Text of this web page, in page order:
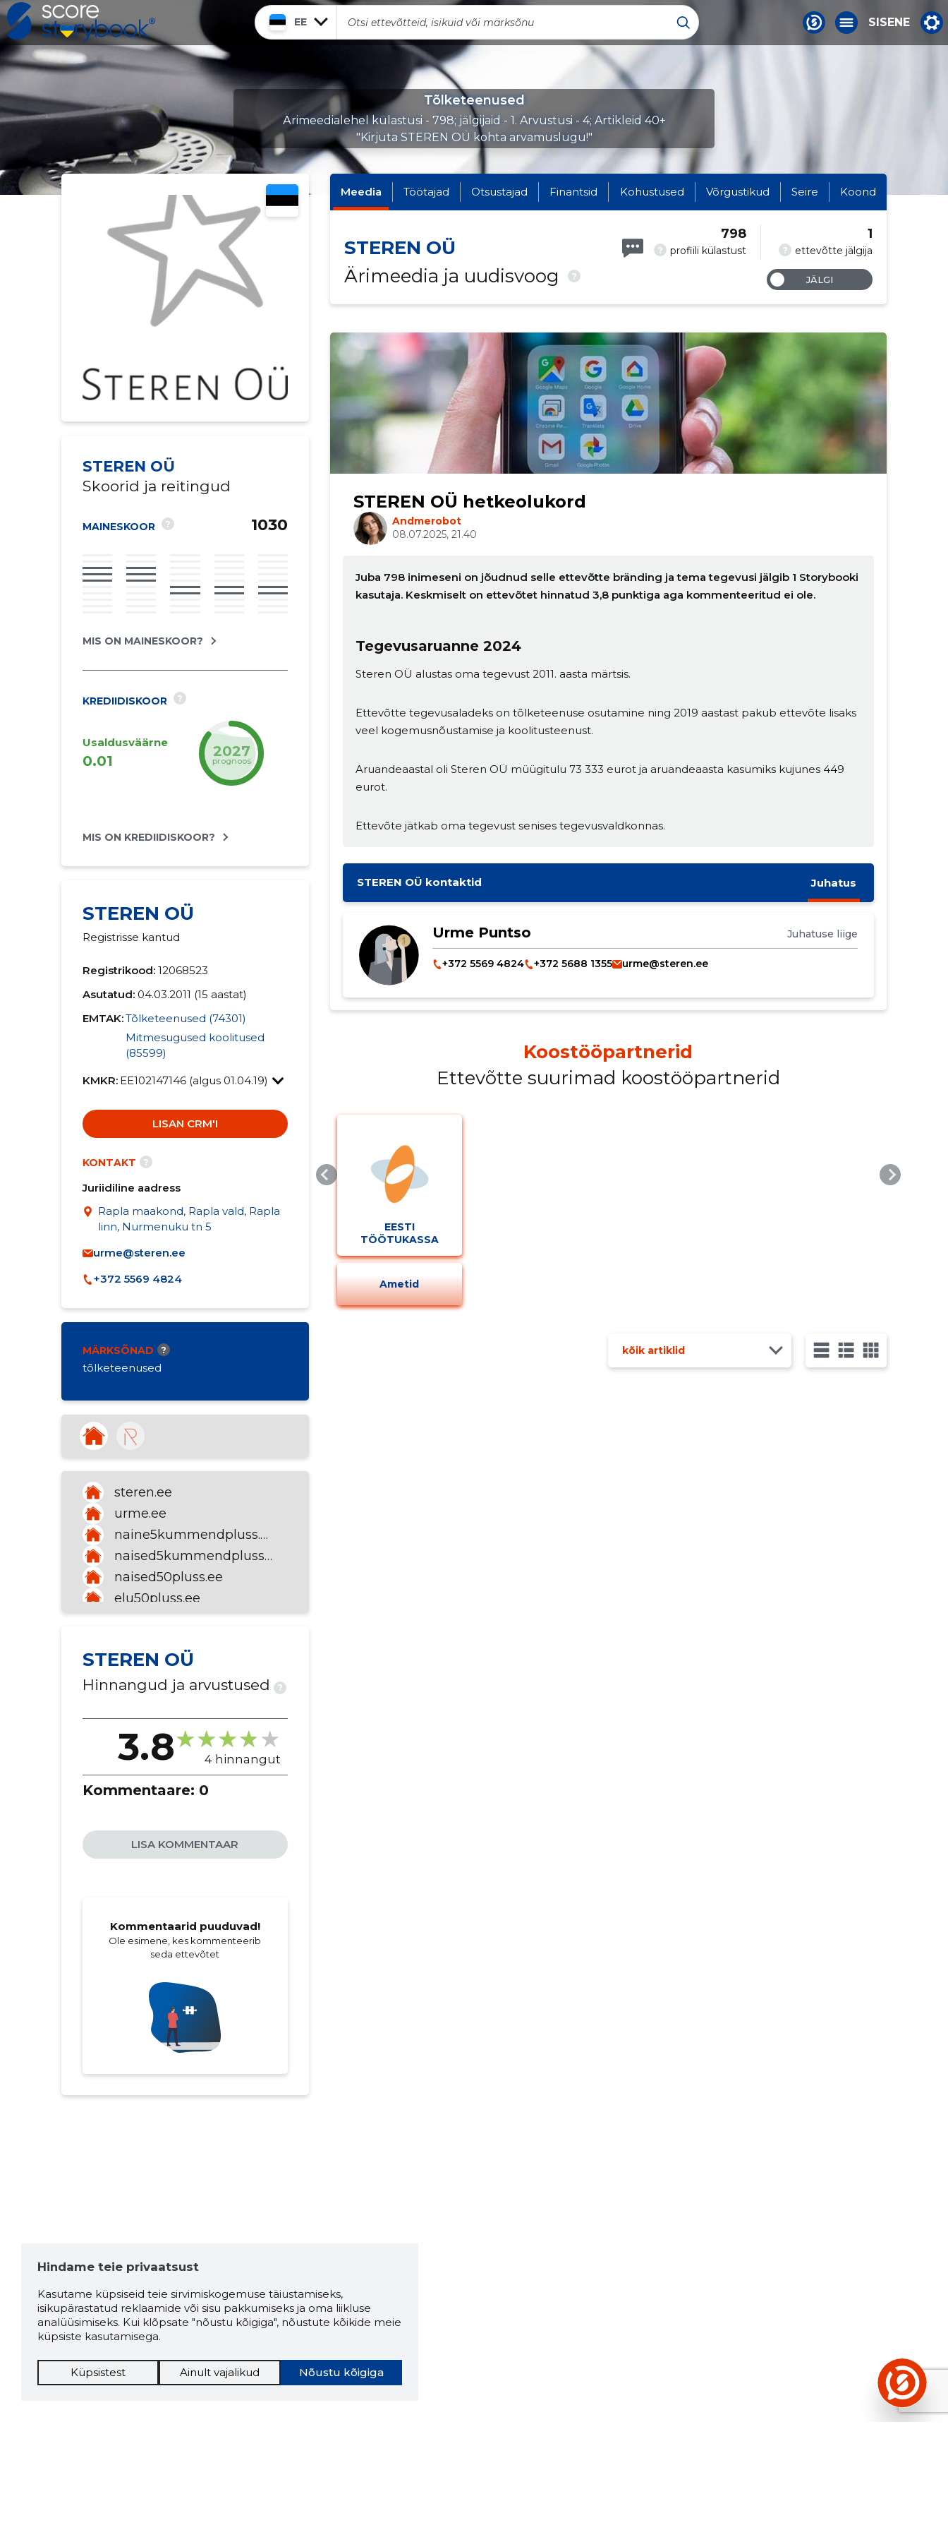
EE SISENE
Tõlketeenused
Ärimeedialehel külastusi - 798; jälgijaid - 1. Arvustusi - 4; Artikleid 40+
"Kirjuta STEREN OÜ kohta arvamuslugu!"
STEREN OÜ
Skoorid ja reitingud
MAINESKOOR ? 1030
MIS ON MAINESKOOR?
KREDIIDISKOOR ?
Usaldusväärne
0.01
2027
prognoos
MIS ON KREDIIDISKOOR?
STEREN OÜ
Registrisse kantud
Registrikood: 12068523
Asutatud: 04.03.2011 (15 aastat)
EMTAK:Tõlketeenused (74301)
Mitmesugused koolitused
(85599)
KMKR: EE102147146 (algus 01.04.19)
LISAN CRM'I
KONTAKT ?
Juriidiline aadress
Rapla maakond, Rapla vald, Rapla
linn, Nurmenuku tn 5
urme@steren.ee
+372 5569 4824
MÄRKSÕNAD ?
tõlketeenused
steren.ee
urme.ee
naine5kummendpluss.ee
naised5kummendpluss.ee
naised50pluss.ee
elu50pluss.ee
life50plus.ee
STEREN OÜ
Hinnangud ja arvustused ?
3.8 4 hinnangut
Kommentaare: 0
LISA KOMMENTAAR
Kommentaarid puuduvad!
Ole esimene, kes kommenteerib
seda ettevõtet
Meedia Töötajad Otsustajad Finantsid Kohustused Võrgustikud Seire Koond
STEREN OÜ
Ärimeedia ja uudisvoog
?
? profiili külastust
798
? ettevõtte jälgija
1
JÄLGI
STEREN OÜ hetkeolukord
Andmerobot
08.07.2025, 21.40
Juba 798 inimeseni on jõudnud selle ettevõtte bränding ja tema tegevusi jälgib 1 Storybooki
kasutaja. Keskmiselt on ettevõtet hinnatud 3,8 punktiga aga kommenteeritud ei ole.
Tegevusaruanne 2024
Steren OÜ alustas oma tegevust 2011. aasta märtsis.
Ettevõtte tegevusaladeks on tõlketeenuse osutamine ning 2019 aastast pakub ettevõte lisaks
veel kogemusnõustamise ja koolitusteenust.
Aruandeaastal oli Steren OÜ müügitulu 73 333 eurot ja aruandeaasta kasumiks kujunes 449
eurot.
Ettevõte jätkab oma tegevust senises tegevusvaldkonnas.
STEREN OÜ kontaktid Juhatus
Urme Puntso Juhatuse liige
+372 5569 4824 +372 5688 1355 urme@steren.ee
Koostööpartnerid
Ettevõtte suurimad koostööpartnerid
EESTI
TÖÖTUKASSA
Ametid
kõik artiklid
MUUDA
Hindame teie privaatsust
Kasutame küpsiseid teie sirvimiskogemuse täiustamiseks,
isikupärastatud reklaamide või sisu pakkumiseks ja oma liikluse
analüüsimiseks. Kui klõpsate "nõustu kõigiga", nõustute kõikide meie
küpsiste kasutamisega.
Nõustu kõigiga
Küpsistest Ainult vajalikud